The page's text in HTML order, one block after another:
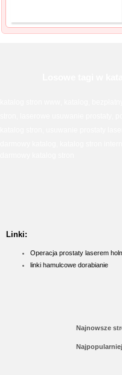
Linki:
Operacja prostaty laserem
linki hamulcowe dorabianie
Najnowsze